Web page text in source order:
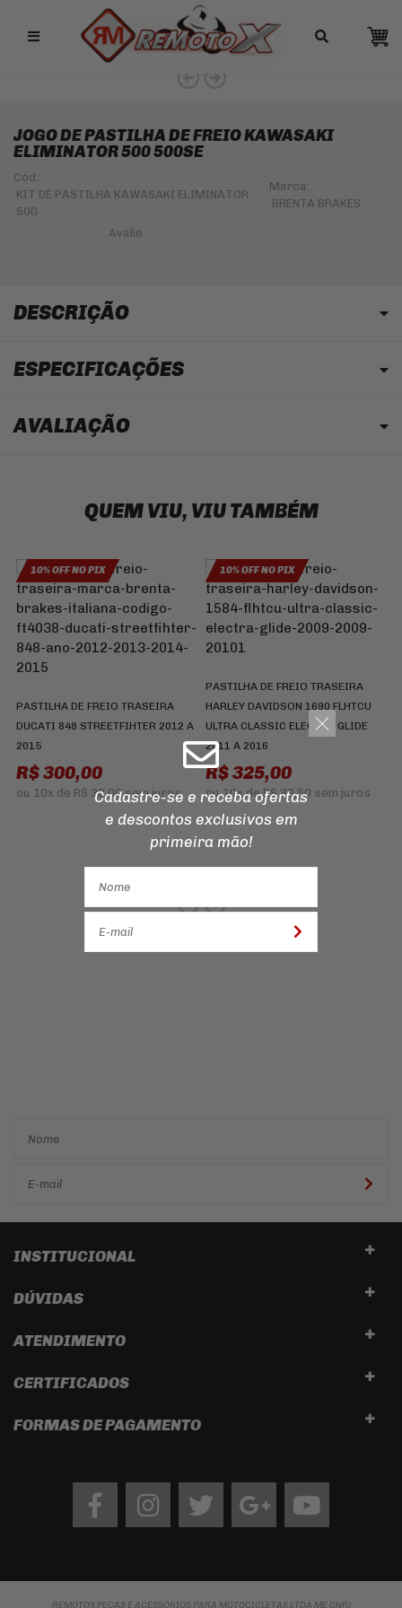
Remotox
JOGO DE PASTILHA DE FREIO KAWASAKI
ELIMINATOR 500 500SE
Cód.:
KIT DE PASTILHA KAWASAKI ELIMINATOR
500
Marca:
BRENTA BRAKES
DESCRIÇÃO
ESPECIFICAÇÕES
AVALIAÇÃO
QUEM VIU, VIU TAMBÉM
10% OFF NO PIX
PASTILHA DE FREIO TRASEIRA
DUCATI 848 STREETFIHTER 2012 A
2015
R$ 300,00
ou 10x de R$ 30,00sem juros
10% OFF NO PIX
PASTILHA DE FREIO TRASEIRA
HARLEY DAVIDSON 1690 FLHTCU
ULTRA CLASSIC ELECTRA GLIDE
2011 A 2016
R$ 325,00
ou10xdeR$ 32,50 sem juros
INSTITUCIONAL
DÚVIDAS
ATENDIMENTO
CERTIFICADOS
FORMAS DE PAGAMENTO
FacebookInstagram twitter googleYoutube
REMOTOX PEÇAS E ACESSÓRIOS PARA MOTOCICLETAS LTDA ME CNPJ
Cadastre-se e receba ofertas
e descontos exclusivos em
primeira mão!